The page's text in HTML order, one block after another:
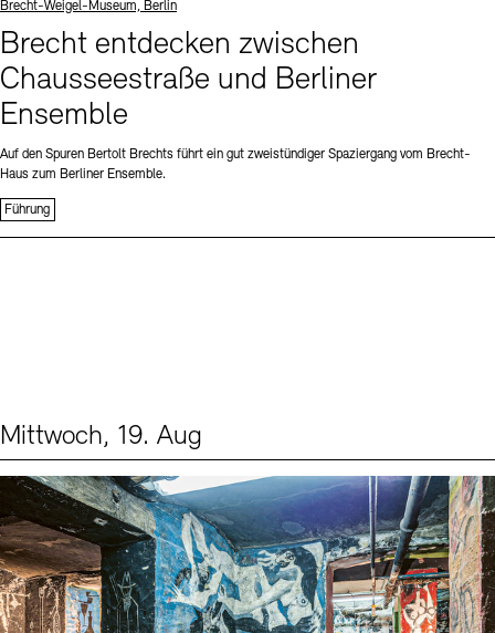
Standort
Brecht-Weigel-Museum, Berlin
Brecht entdecken zwischen
Chausseestraße und Berliner
Ensemble
Auf den Spuren Bertolt Brechts führt ein gut zweistündiger Spaziergang vom Brecht-
Haus zum Berliner Ensemble.
Führung
Mittwoch, 19. Aug